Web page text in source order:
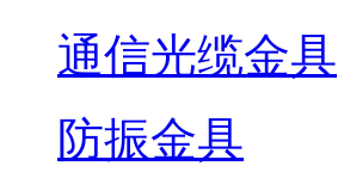
通信光缆金具
防振金具